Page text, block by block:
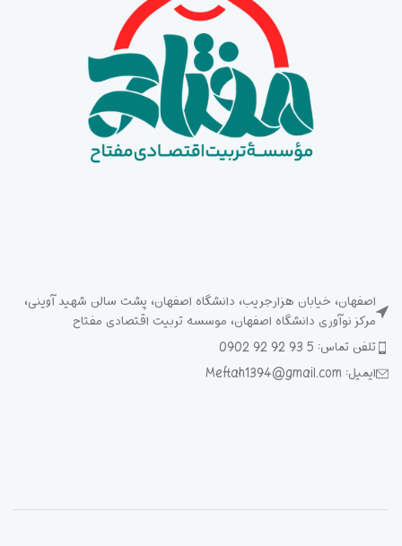
اصفهان، خیابان هزارجریب، دانشگاه اصفهان، پشت سالن شهید آوینی،
مرکز نوآوری دانشگاه اصفهان، موسسه تربیت اقتصادی مفتاح
تلفن تماس: 5 93 92 92 0902
ایمیل: Meftah1394@gmail.com